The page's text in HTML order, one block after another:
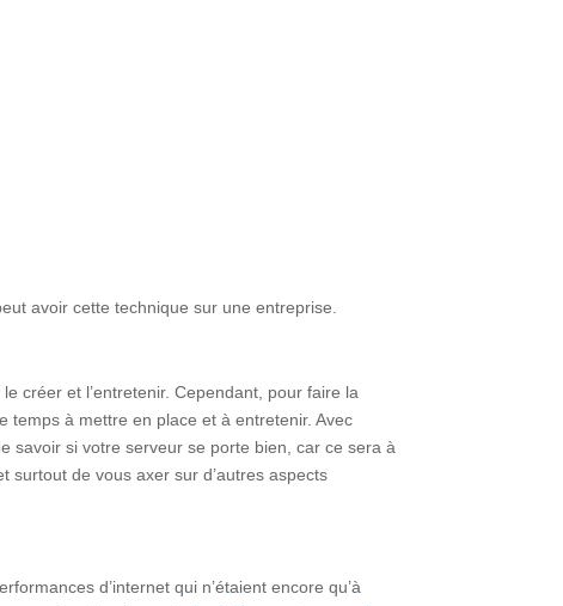
avoir cette technique sur une entreprise.
créer et l’entretenir. Cependant, pour faire la
temps à mettre en place et à entretenir. Avec
savoir si votre serveur se porte bien, car ce sera à
surtout de vous axer sur d’autres aspects
d’internet qui n’étaient encore qu’à